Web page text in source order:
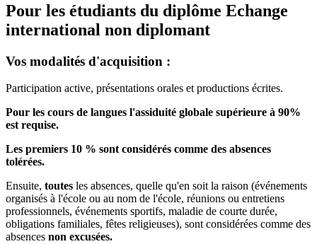
Pour les étudiants du diplôme Echange
international non diplomant
Vos modalités d'acquisition :
Participation active, présentations orales et productions écrites.
Pour les cours de langues l'assiduité globale supérieure à 90%
est requise.
Les premiers 10 % sont considérés comme des absences
tolérées.
Ensuite, toutes les absences, quelle qu'en soit la raison (événements
organisés à l'école ou au nom de l'école, réunions ou entretiens
professionnels, événements sportifs, maladie de courte durée,
obligations familiales, fêtes religieuses), sont considérées comme des
absences non excusées.